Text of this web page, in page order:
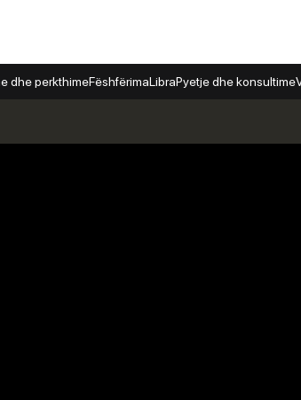
dhe perkthimeFëshfërimaLibraPyetje dhe konsultime